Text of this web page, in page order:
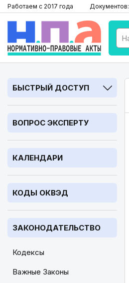
Работаем с 2017 года Документов:
БЫСТРЫЙ ДОСТУП
ВОПРОС ЭКСПЕРТУ
КАЛЕНДАРИ
КОДЫ ОКВЭД
ЗАКОНОДАТЕЛЬСТВО
Кодексы
Важные Законы